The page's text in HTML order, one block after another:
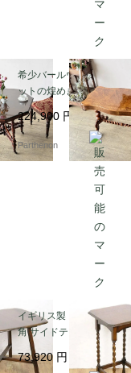
希少バールウォールナ
ットの煌めき。美しい
波型天板とツイストレ
ッグのセンターテーブ
ル【t329】
224,900 円
Parthenon
イギリス製 スクエア 四
角 サイドテーブル ツイ
ストレッグ 上品 木の温
もり アンティーク イン
73,920 円